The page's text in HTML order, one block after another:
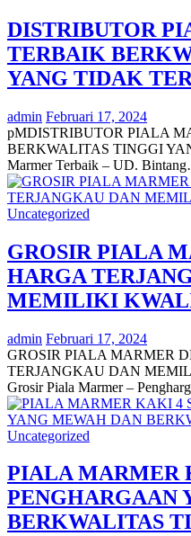
DISTRIBUTOR
TERBAIK
YANG TIDAK
admin Februari 17, 2024
pMDISTRIBUTOR PIALA
BERKWALITAS TINGGI
Marmer Terbaik – UD.
Uncategorized
GROSIR PIALA
HARGA
MEMILIKI
admin Februari 17, 2024
GROSIR PIALA MARMER
TERJANGKAU DAN
Grosir Piala Marmer –
Uncategorized
PIALA MARMER
PENGHARGAAN
BERKWALITAS